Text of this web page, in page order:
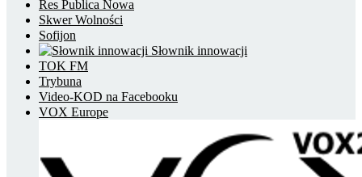
Res Publica Nowa
Skwer Wolności
Sofijon
Słownik innowacji
TOK FM
Trybuna
Video-KOD na Facebooku
VOX Europe